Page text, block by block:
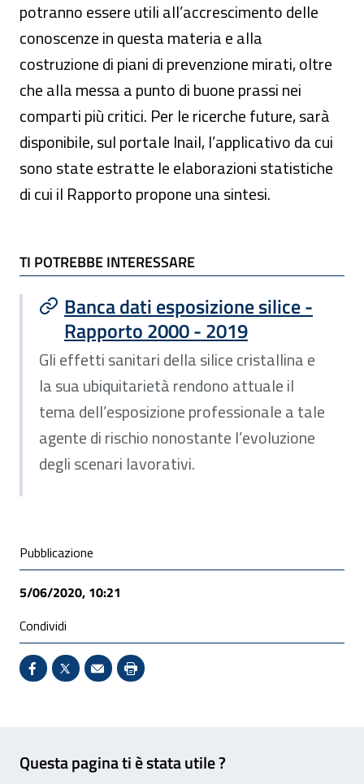
potranno essere utili all’accrescimento delle
conoscenze in questa materia e alla
costruzione di piani di prevenzione mirati, oltre
che alla messa a punto di buone prassi nei
comparti più critici. Per le ricerche future, sarà
disponibile, sul portale Inail, l’applicativo da cui
sono state estratte le elaborazioni statistiche
di cui il Rapporto propone una sintesi.
TI POTREBBE INTERESSARE
TI POTREBBE INTERESSARE
Banca dati esposizione silice -
Rapporto 2000 - 2019
Gli effetti sanitari della silice cristallina e
la sua ubiquitarietà rendono attuale il
tema dell’esposizione professionale a tale
agente di rischio nonostante l’evoluzione
degli scenari lavorativi.
Condivisione social
Pubblicazione
5/06/2020, 10:21
Condividi
Condividi su Facebook - Sito esterno - Apertura in
X - Sito esterno - Apertura in nuova finestra
Invio Mail: apre il programma di posta
Stampa pagina: scelta meno
Questa pagina ti è stata utile ?